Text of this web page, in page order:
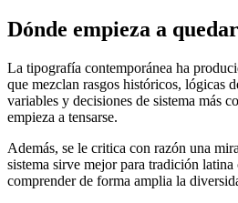
Dónde empieza a
La tipografía contemporánea ha
que mezclan rasgos históricos, lógicas
variables y decisiones de sistema más
empieza a tensarse.
Además, se le critica con razón una
sistema sirve mejor para tradición latina
comprender de forma amplia la